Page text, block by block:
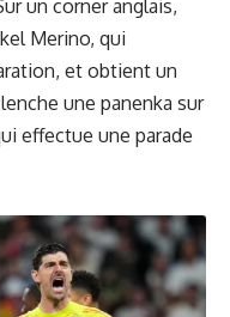
un corner anglais,
Merino, qui
et obtient un
une panenka sur
effectue une parade